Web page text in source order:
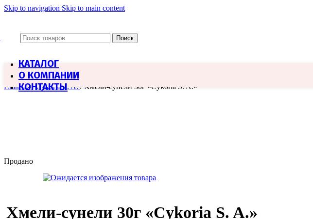
Skip to navigation Skip to main content
Поиск
КАТАЛОГ
О КОМПАНИИ
КОНТАКТЫ
Главная / Cykoria S. A. / Хмели-сунели 30г «Cykoria S. A.»
Продано
Хмели-сунели 30г «Cykoria S. A.»